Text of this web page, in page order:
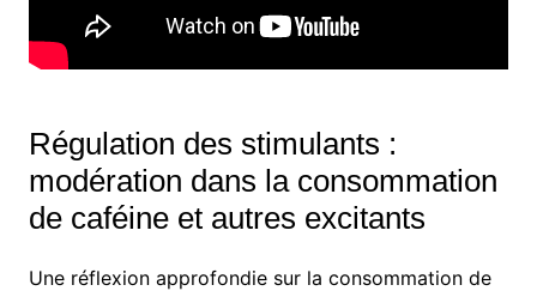
Régulation des stimulants :
modération dans la consommation
de caféine et autres excitants
Une réflexion approfondie sur la consommation de